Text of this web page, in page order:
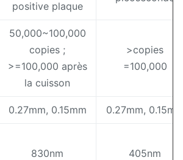
positive plaque
50,000~100,000
copies ;
>=100,000 après
la cuisson
>copies
=100,000
0.27mm, 0.15mm 0.27mm,
830nm 405nm